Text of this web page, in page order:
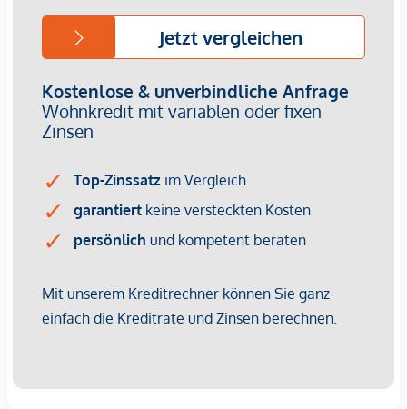
Wir weisen darauf hin, dass zwischen dem Vermittler und
dem zu vermittelnden Dritten ein familiäres oder
wirtschaftliches Naheverhältnis besteht.
Der Vermittler ist als Doppelmakler tätig.
Infrastruktur / Entfernungen
Gesundheit
Arzt <500m
Klinik <500m
Krankenhaus <1.250m